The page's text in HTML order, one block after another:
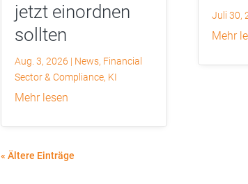
jetzt einordnen
sollten
Aug. 3, 2026 | News, Financial
Sector & Compliance, KI
mehr lesen
Juli 30,
mehr
« Ältere Einträge